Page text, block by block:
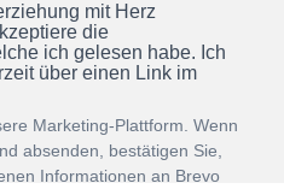
mit Herz
die
ich gelesen habe. Ich
über einen Link im
Marketing-Plattform. Wenn
absenden, bestätigen Sie,
Informationen an Brevo